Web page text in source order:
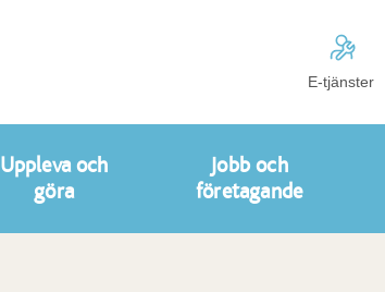
E-tjänster
Uppleva och
göra
Jobb och
företagande